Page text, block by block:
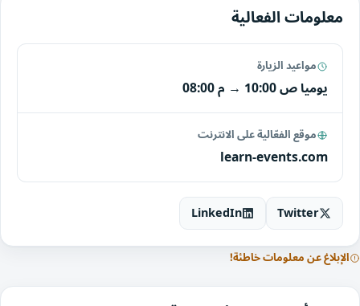
معلومات الفعالية
مواعيد الزيارة
يوميا10:00 ص → 08:00 م
موقع الفعّالية على الانترنت
learn-events.com
Twitter
LinkedIn
الإبلاغ عن معلومات خاطئة!